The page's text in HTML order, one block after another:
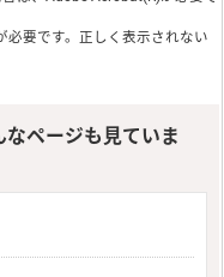
必要です。正しく表示されない
ページも見ていま